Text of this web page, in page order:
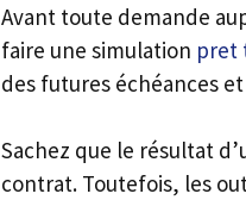
Avant toute demande
faire une simulation pret
des futures échéances
Sachez que le résultat
contrat. Toutefois, les